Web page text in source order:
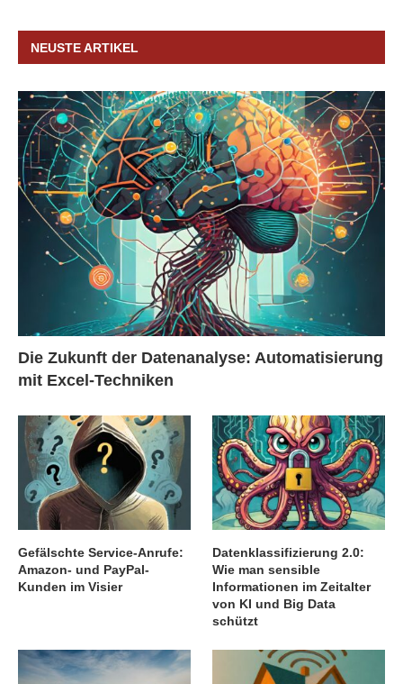
NEUSTE ARTIKEL
Die Zukunft der Datenanalyse: Automatisierung
mit Excel-Techniken
Gefälschte Service-Anrufe:
Amazon- und PayPal-
Kunden im Visier
Datenklassifizierung 2.0:
Wie man sensible
Informationen im Zeitalter
von KI und Big Data
schützt